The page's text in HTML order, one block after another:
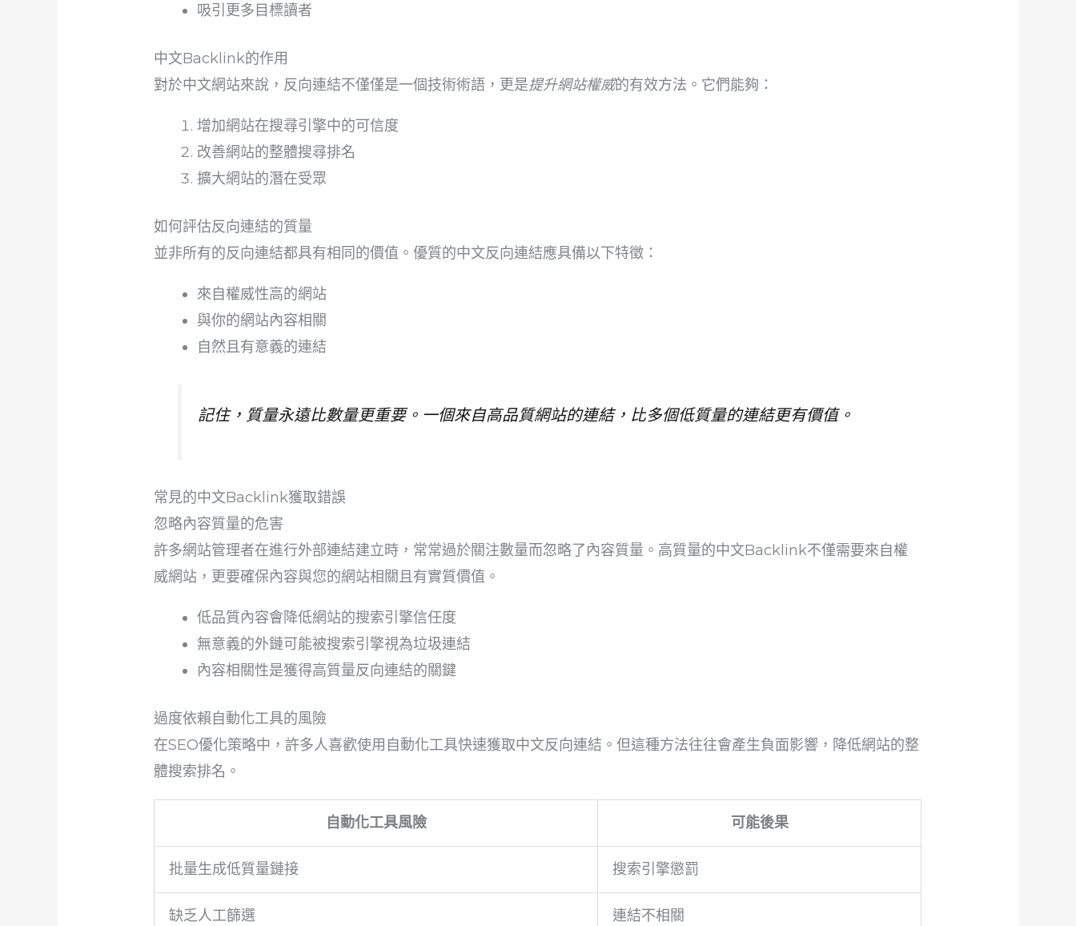
吸引更多目標讀者
中文Backlink的作用
對於中文網站來說，反向連結不僅僅是一個技術術語，更是提升網站權威的有效方法。它們能夠：
增加網站在搜尋引擎中的可信度
改善網站的整體搜尋排名
擴大網站的潛在受眾
如何評估反向連結的質量
並非所有的反向連結都具有相同的價值。優質的中文反向連結應具備以下特徵：
來自權威性高的網站
與你的網站內容相關
自然且有意義的連結
記住，質量永遠比數量更重要。一個來自高品質網站的連結，比多個低質量的連結更有價值。
常見的中文Backlink獲取錯誤
忽略內容質量的危害
許多網站管理者在進行外部連結建立時，常常過於關注數量而忽略了內容質量。高質量的中文Backlink不僅需要來自權
威網站，更要確保內容與您的網站相關且有實質價值。
低品質內容會降低網站的搜索引擎信任度
無意義的外鏈可能被搜索引擎視為垃圾連結
內容相關性是獲得高質量反向連結的關鍵
過度依賴自動化工具的風險
在SEO優化策略中，許多人喜歡使用自動化工具快速獲取中文反向連結。但這種方法往往會產生負面影響，降低網站的整
體搜索排名。
自動化工具風險 可能後果
批量生成低質量鏈接 搜索引擎懲罰
缺乏人工篩選 連結不相關